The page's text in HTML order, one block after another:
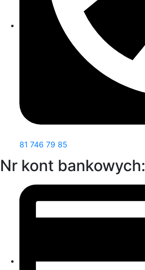
81 746 79 85
Nr kont bankowych: